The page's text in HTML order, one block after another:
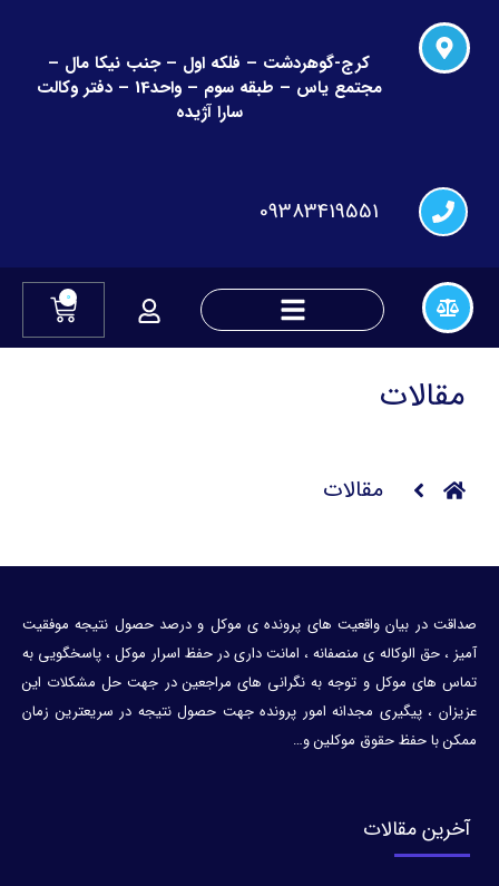
کرج-گوهردشت – فلکه اول – جنب نیکا مال –
مجتمع یاس – طبقه سوم – واحد14 – دفتر وکالت
سارا آژیده
09383419551
0
مقالات
مقالات
صداقت در بیان واقعیت های پرونده ی موکل و درصد حصول نتیجه موفقیت
آمیز ، حق الوکاله ی منصفانه ، امانت داری در حفظ اسرار موکل ، پاسخگویی به
تماس های موکل و توجه به نگرانی های مراجعین در جهت حل مشکلات این
عزیزان ، پیگیری مجدانه امور پرونده جهت حصول نتیجه در سریعترین زمان
ممکن با حفظ حقوق موکلین و…
آخرین مقالات